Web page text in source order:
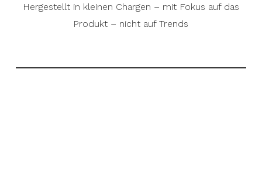
Hergestellt in kleinen Chargen – mit Fokus auf das
Produkt – nicht auf Trends